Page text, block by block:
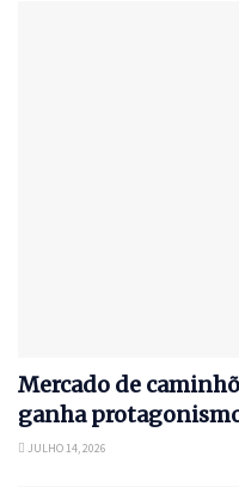
Mercado de
ganha
JULHO 14, 2026